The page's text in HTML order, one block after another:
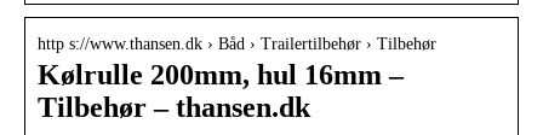
http s://www.thansen.dk › Båd › Trailertilbehør › Tilbehør
Kølrulle 200mm, hul 16mm –
Tilbehør – thansen.dk